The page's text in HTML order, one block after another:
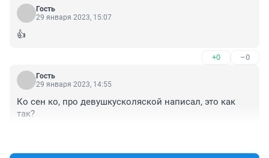
Гость
29 января 2023, 15:07
👍
+0 –0
Гость
29 января 2023, 14:55
Ко сен ко, про девушкусколяской написал, это как
так?